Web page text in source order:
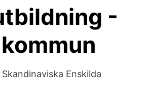
-
Enskilda